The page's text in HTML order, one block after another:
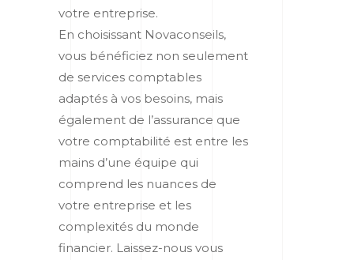
votre entreprise.
En choisissant Novaconseils,
vous bénéficiez non seulement
de services comptables
adaptés à vos besoins, mais
également de l’assurance que
votre comptabilité est entre les
mains d’une équipe qui
comprend les nuances de
votre entreprise et les
complexités du monde
financier. Laissez-nous vous